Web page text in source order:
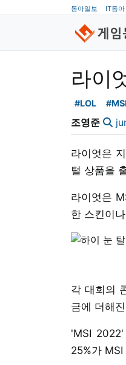
동아일보 IT동아
라이
#LOL
조영준
라이엇은
털 상품을
라이엇은
한 스킨이
각 대회의
금에 더해
'MSI 2022'
25%가